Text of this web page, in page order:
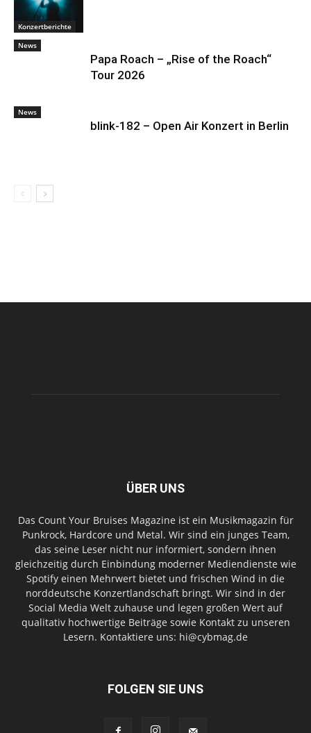
Konzertberichte
News
Papa Roach – „Rise of the Roach“
Tour 2026
News
blink-182 – Open Air Konzert in Berlin
ÜBER UNS
Das Count Your Bruises Magazine ist ein Musikmagazin für
Punkrock, Hardcore und Metal. Wir sind ein junges Team,
das seine Leser nicht nur informiert, sondern ihnen
gleichzeitig durch Einbindung moderner Mediendienste wie
Spotify einen Mehrwert bietet und frischen Wind in die
norddeutsche Konzertlandschaft bringt. Wir sind in der
Social Media Welt zuhause und legen großen Wert auf
qualitativ hochwertige Beiträge sowie Kontakt zu unseren
Lesern. Kontaktiere uns: hi@cybmag.de
FOLGEN SIE UNS